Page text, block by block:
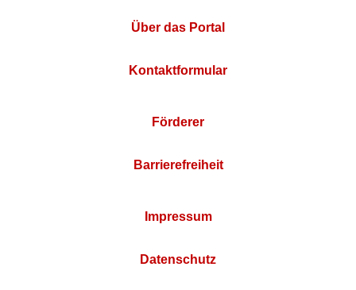
Über das Portal
Kontaktformular
Förderer
Barrierefreiheit
Impressum
Datenschutz